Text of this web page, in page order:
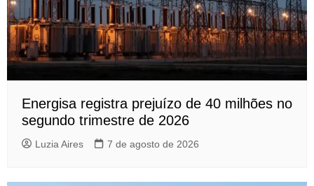
Energisa registra prejuízo de 40 milhões no
segundo trimestre de 2026
Luzia Aires 7 de agosto de 2026